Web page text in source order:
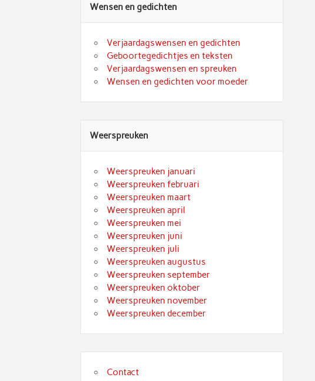
Wensen en gedichten
Verjaardagswensen en gedichten
Geboortegedichtjes en teksten
Verjaardagswensen en spreuken
Wensen en gedichten voor moeder
Weerspreuken
Weerspreuken januari
Weerspreuken februari
Weerspreuken maart
Weerspreuken april
Weerspreuken mei
Weerspreuken juni
Weerspreuken juli
Weerspreuken augustus
Weerspreuken september
Weerspreuken oktober
Weerspreuken november
Weerspreuken december
Contact